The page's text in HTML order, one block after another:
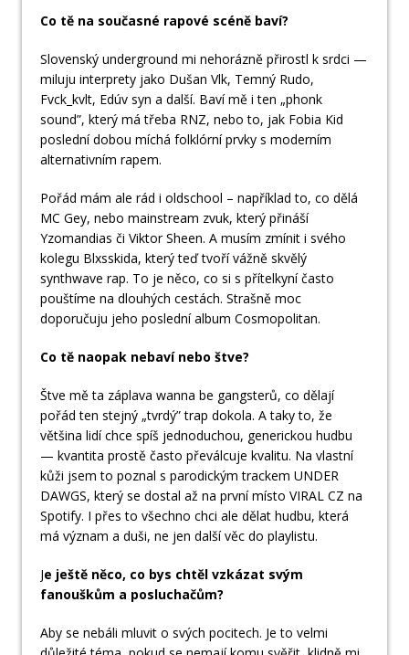
Co tě na současné rapové scéně baví?
Slovenský underground mi nehorázně přirostl k srdci —
miluju interprety jako Dušan Vlk, Temný Rudo,
Fvck_kvlt, Edúv syn a další. Baví mě i ten „phonk
sound”, který má třeba RNZ, nebo to, jak Fobia Kid
poslední dobou míchá folklórní prvky s moderním
alternativním rapem.
Pořád mám ale rád i oldschool – například to, co dělá
MC Gey, nebo mainstream zvuk, který přináší
Yzomandias či Viktor Sheen. A musím zmínit i svého
kolegu Blxsskida, který teď tvoří vážně skvělý
synthwave rap. To je něco, co si s přítelkyní často
pouštíme na dlouhých cestách. Strašně moc
doporučuju jeho poslední album Cosmopolitan.
Co tě naopak nebaví nebo štve?
Štve mě ta záplava wanna be gangsterů, co dělají
pořád ten stejný „tvrdý” trap dokola. A taky to, že
většina lidí chce spíš jednoduchou, generickou hudbu
— kvantita prostě často převálcuje kvalitu. Na vlastní
kůži jsem to poznal s parodickým trackem UNDER
DAWGS, který se dostal až na první místo VIRAL CZ na
Spotify. I přes to všechno chci ale dělat hudbu, která
má význam a duši, ne jen další věc do playlistu.
Je ještě něco, co bys chtěl vzkázat svým
fanouškům a posluchačům?
Aby se nebáli mluvit o svých pocitech. Je to velmi